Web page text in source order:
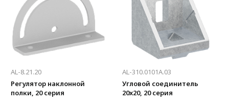
Профиль строительного назначения
Радиаторный алюминиевый профиль NEW!
Лист алюминиевый
Метрический крепеж
Конструкции из профиля
AL-8.21.20
Регулятор наклонной
полки, 20 серия
AL-310.0101A.03
Угловой соединитель
20x20, 20 серия